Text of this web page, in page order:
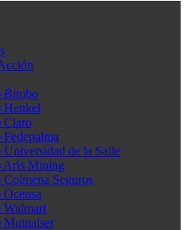
Bimbo
Henkel
Claro
Universidad de la Salle
Aris Mining
Colmena Seguros
Walmart
Mutualser